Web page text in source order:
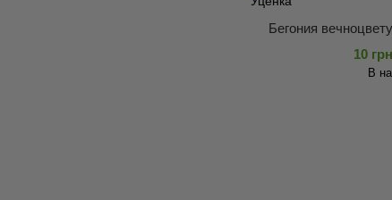
Бегония
10 грн
В